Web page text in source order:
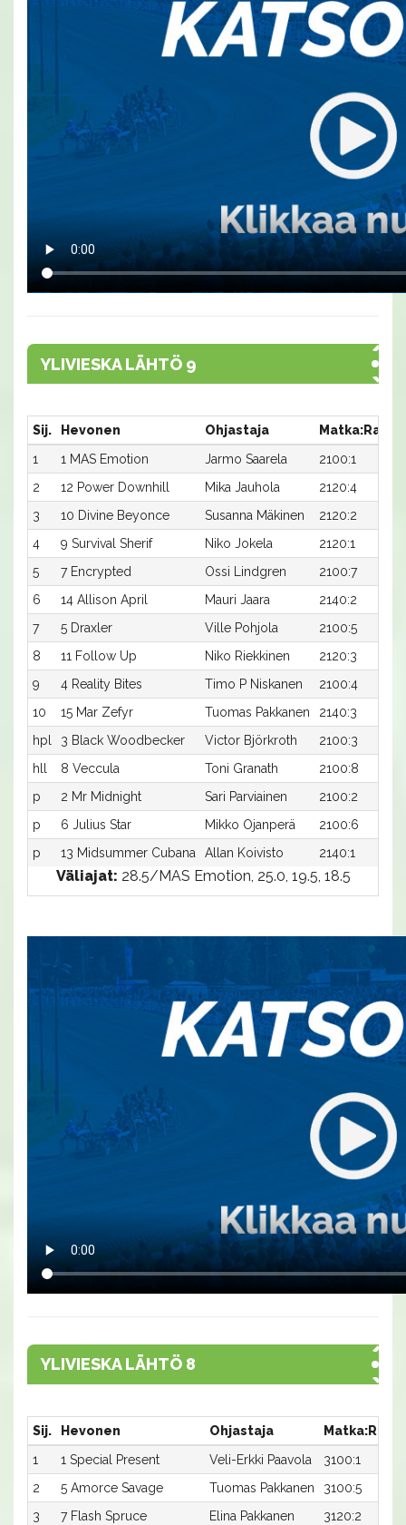
YLIVIESKA LÄHTÖ 9
Sij. Hevonen Ohjastaja Matka:Rata
1
1 MAS Emotion Jarmo Saarela 2100:1
2
12 Power Downhill Mika Jauhola 2120:4
3
10 Divine Beyonce Susanna Mäkinen 2120:2
4
9 Survival Sherif Niko Jokela 2120:1
5
7 Encrypted Ossi Lindgren 2100:7
6
14 Allison April Mauri Jaara 2140:2
7
5 Draxler Ville Pohjola 2100:5
8
11 Follow Up Niko Riekkinen 2120:3
9
4 Reality Bites Timo P Niskanen 2100:4
10
15 Mar Zefyr Tuomas Pakkanen 2140:3
hpl
3 Black Woodbecker Victor Björkroth 2100:3
hll
8 Veccula Toni Granath 2100:8
p
2 Mr Midnight Sari Parviainen 2100:2
p
6 Julius Star Mikko Ojanperä 2100:6
p
13 Midsummer Cubana Allan Koivisto 2140:1
Väliajat: 28.5/MAS Emotion, 25.0, 19.5, 18.5
YLIVIESKA LÄHTÖ 8
Sij. Hevonen Ohjastaja
Matka:Rata
1
1 Special Present Veli-Erkki Paavola
3100:1
2
5 Amorce Savage Tuomas Pakkanen
3100:5
3
7 Flash Spruce Elina Pakkanen 3120:2